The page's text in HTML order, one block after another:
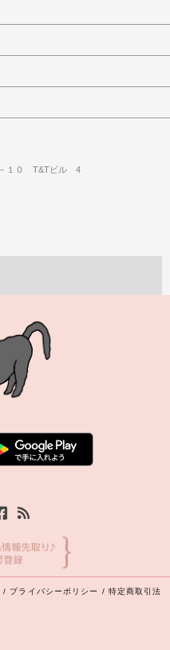
－１０ T&Tビル 4
/ プライバシーポリシー / 特定商取引法